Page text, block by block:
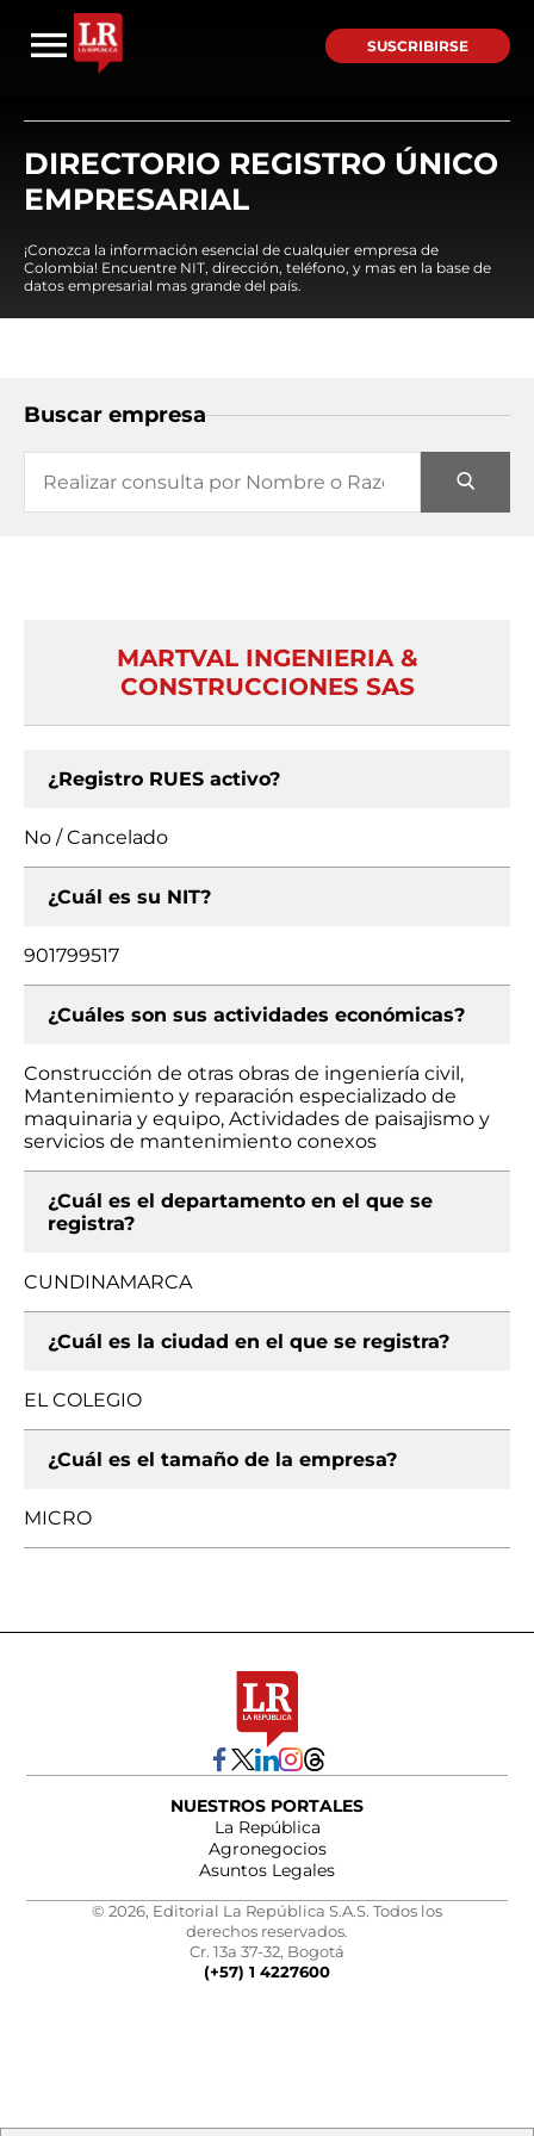
SUSCRIBIRSE
DIRECTORIO REGISTRO ÚNICO
EMPRESARIAL
¡Conozca la información esencial de cualquier empresa de
Colombia! Encuentre NIT, dirección, teléfono, y mas en la base de
datos empresarial mas grande del país.
Buscar empresa
MARTVAL INGENIERIA &
CONSTRUCCIONES SAS
¿Registro RUES activo?
No / Cancelado
¿Cuál es su NIT?
901799517
¿Cuáles son sus actividades económicas?
Construcción de otras obras de ingeniería civil,
Mantenimiento y reparación especializado de
maquinaria y equipo, Actividades de paisajismo y
servicios de mantenimiento conexos
¿Cuál es el departamento en el que se
registra?
CUNDINAMARCA
¿Cuál es la ciudad en el que se registra?
EL COLEGIO
¿Cuál es el tamaño de la empresa?
MICRO
NUESTROS PORTALES
La República
Agronegocios
Asuntos Legales
© 2026, Editorial La República S.A.S. Todos los
derechos reservados.
Cr. 13a 37-32, Bogotá
(+57) 1 4227600